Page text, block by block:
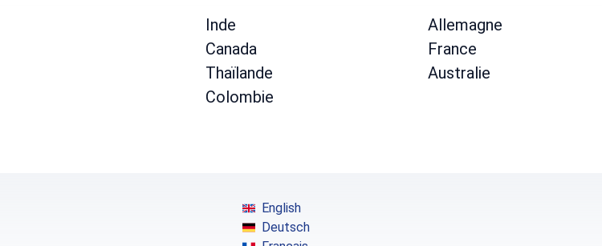
Inde Allemagne
Canada
France
Thaïlande
Australie
Colombie
English
Deutsch